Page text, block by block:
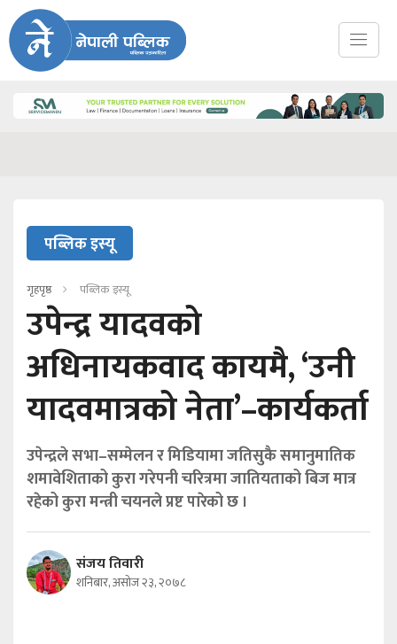
पब्लिक इस्यू
गृहपृष्ठ पब्लिक इस्यू
उपेन्द्र यादवको
अधिनायकवाद कायमै, ‘उनी
यादवमात्रको नेता’–कार्यकर्ता
उपेन्द्रले सभा–सम्मेलन र मिडियामा जतिसुकै समानुमातिक
शमावेशिताको कुरा गरेपनी चरित्रमा जातियताको बिज मात्र
रहेको कुरा मन्त्री चयनले प्रष्ट पारेको छ ।
संजय तिवारी
शनिबार, असोज २३, २०७८